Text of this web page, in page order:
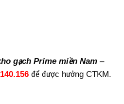
gạch Prime miền Nam–
để được hưởng CTKM.